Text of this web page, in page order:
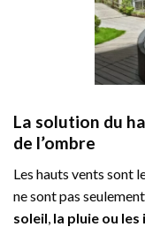
La solution du
de l’ombre
Les hauts vents sont
ne sont pas
soleil, la pluie ou